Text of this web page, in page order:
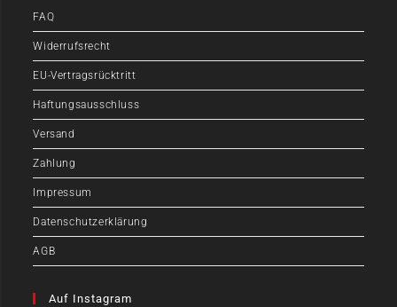
FAQ
Widerrufsrecht
EU-Vertragsrücktritt
Haftungsausschluss
Versand
Zahlung
Impressum
Datenschutzerklärung
AGB
Auf Instagram